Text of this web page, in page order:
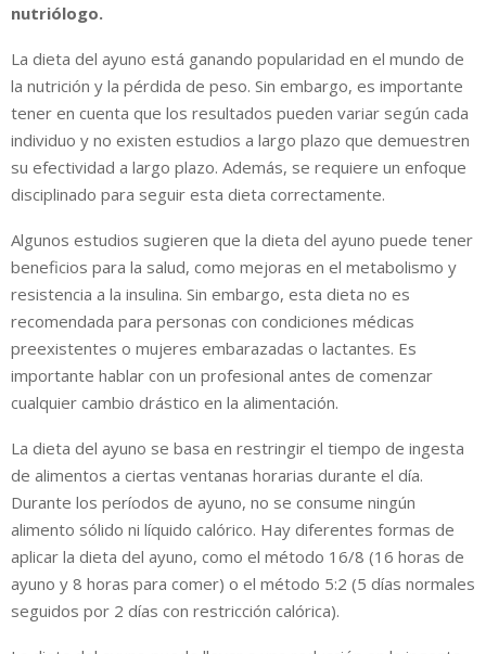
nutriólogo.
La dieta del ayuno está ganando popularidad en el mundo de
la nutrición y la pérdida de peso. Sin embargo, es importante
tener en cuenta que los resultados pueden variar según cada
individuo y no existen estudios a largo plazo que demuestren
su efectividad a largo plazo. Además, se requiere un enfoque
disciplinado para seguir esta dieta correctamente.
Algunos estudios sugieren que la dieta del ayuno puede tener
beneficios para la salud, como mejoras en el metabolismo y
resistencia a la insulina. Sin embargo, esta dieta no es
recomendada para personas con condiciones médicas
preexistentes o mujeres embarazadas o lactantes. Es
importante hablar con un profesional antes de comenzar
cualquier cambio drástico en la alimentación.
La dieta del ayuno se basa en restringir el tiempo de ingesta
de alimentos a ciertas ventanas horarias durante el día.
Durante los períodos de ayuno, no se consume ningún
alimento sólido ni líquido calórico. Hay diferentes formas de
aplicar la dieta del ayuno, como el método 16/8 (16 horas de
ayuno y 8 horas para comer) o el método 5:2 (5 días normales
seguidos por 2 días con restricción calórica).